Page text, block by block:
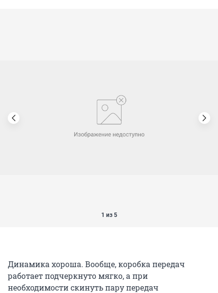
1 из 5
Динамика хороша. Вообще, коробка передач
работает подчеркнуто мягко, а при
необходимости скинуть пару передач